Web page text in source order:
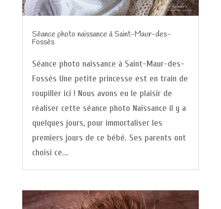
Séance photo naissance à Saint-Maur-des-
Fossés
Séance photo naissance à Saint-Maur-des-
Fossés Une petite princesse est en train de
roupiller ici ! Nous avons eu le plaisir de
réaliser cette séance photo Naissance il y a
quelques jours, pour immortaliser les
premiers jours de ce bébé. Ses parents ont
choisi ce...